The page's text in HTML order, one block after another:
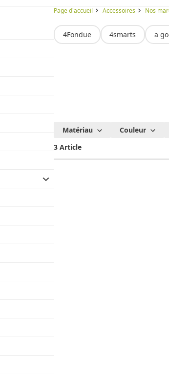
Page d'accueil Accessoires Nos
4Fondue 4smarts a
Marques
Matériau Couleur
3 Article